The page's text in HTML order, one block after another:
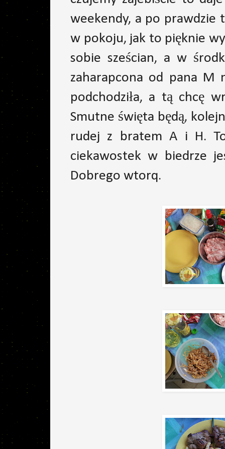
weekendy, a po prawdzie
w pokoju, jak to pięknie
sobie sześcian, a w
zaharapcona od pana M
podchodziła, a tą chcę
Smutne święta będą,
rudej z bratem A i H.
ciekawostek w biedrze
Dobrego wtorq.